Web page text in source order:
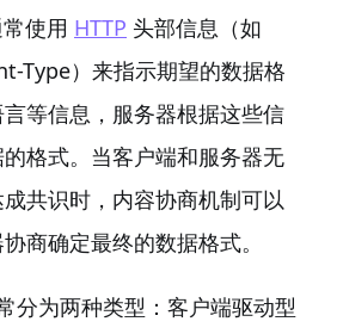
使用 HTTP 头部信息（如
Type）来指示期望的数据格
等信息，服务器根据这些信
格式。当客户端和服务器无
共识时，内容协商机制可以
商确定最终的数据格式。
分为两种类型：客户端驱动型